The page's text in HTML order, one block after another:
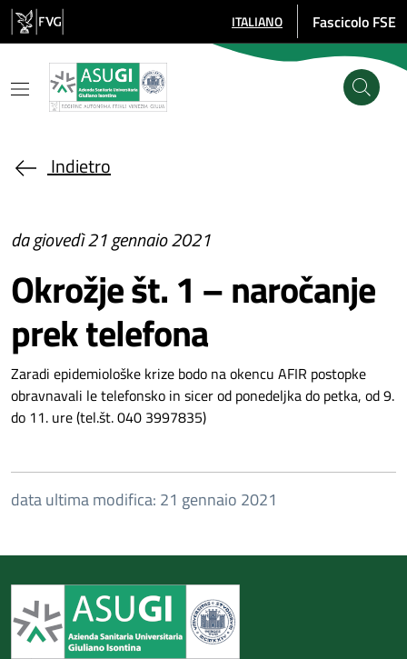
Salta al contenuto principale
SELEZIONE LINGUA: LINGUA
ITALIANO Fascicolo FSE
Indietro
da giovedì 21 gennaio 2021
Okrožje št. 1 – naročanje
prek telefona
Zaradi epidemiološke krize bodo na okencu AFIR postopke
obravnavali le telefonsko in sicer od ponedeljka do petka, od 9.
do 11. ure (tel.št. 040 3997835)
data ultima modifica: 21 gennaio 2021